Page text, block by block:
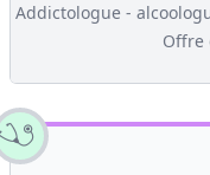
Addictologue -
Offre